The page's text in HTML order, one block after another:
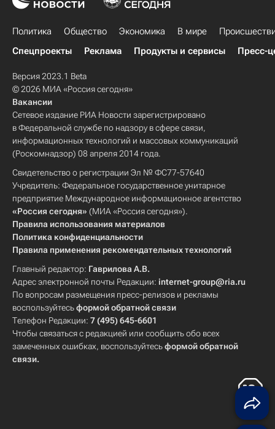
Политика Общество Экономика В мире
Спецпроекты
Реклама Продукты и сервисы Пресс-
Версия 2023.1 Beta
© 2026 МИА «Россия сегодня»
Вакансии
Сетевое издание РИА Новости зарегистрировано
в Федеральной службе по надзору в сфере связи,
информационных технологий и массовых коммуникаций
(Роскомнадзор) 08 апреля 2014 года.
Свидетельство о регистрации Эл № ФС77-57640
Учредитель: Федеральное государственное унитарное
предприятие Международное информационное агентство
«Россия сегодня» (МИА «Россия сегодня»).
Правила использования материалов
Политика конфиденциальности
Правила применения рекомендательных технологий
Главный редактор: Гаврилова А.В.
Адрес электронной почты Редакции: internet-group@ria.ru
По вопросам размещения пресс-релизов и рекламы
воспользуйтесьформой обратной связи
Телефон Редакции: 7 (495) 645-6601
Чтобы связаться с редакцией или сообщить обо всех
замеченных ошибках, воспользуйтесьформой обратной
связи.